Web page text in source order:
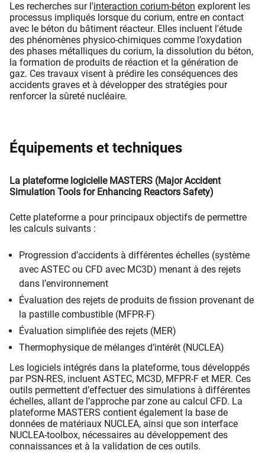
Les recherches sur l'interaction corium-béton explorent les
processus impliqués lorsque du corium, entre en contact
avec le béton du bâtiment réacteur. Elles incluent l'étude
des phénomènes physico-chimiques comme l’oxydation
des phases métalliques du corium, la dissolution du béton,
la formation de produits de réaction et la génération de
gaz. Ces travaux visent à prédire les conséquences des
accidents graves et à développer des stratégies pour
renforcer la sûreté nucléaire.
Équipements et techniques
La plateforme logicielle MASTERS (Major Accident
Simulation Tools for Enhancing Reactors Safety)
Cette plateforme a pour principaux objectifs de permettre
les calculs suivants :
Progression d’accidents à différentes échelles (système
avec ASTEC ou CFD avec MC3D) menant à des rejets
dans l’environnement
Évaluation des rejets de produits de fission provenant de
la pastille combustible (MFPR-F)
Évaluation simplifiée des rejets (MER)
Thermophysique de mélanges d’intérêt (NUCLEA)
Les logiciels intégrés dans la plateforme, tous développés
par PSN-RES, incluent ASTEC, MC3D, MFPR-F et MER. Ces
outils permettent d’effectuer des simulations à différentes
échelles, allant de l’approche par zone au calcul CFD. La
plateforme MASTERS contient également la base de
données de matériaux NUCLEA, ainsi que son interface
NUCLEA-toolbox, nécessaires au développement des
connaissances et à la validation de ces outils.